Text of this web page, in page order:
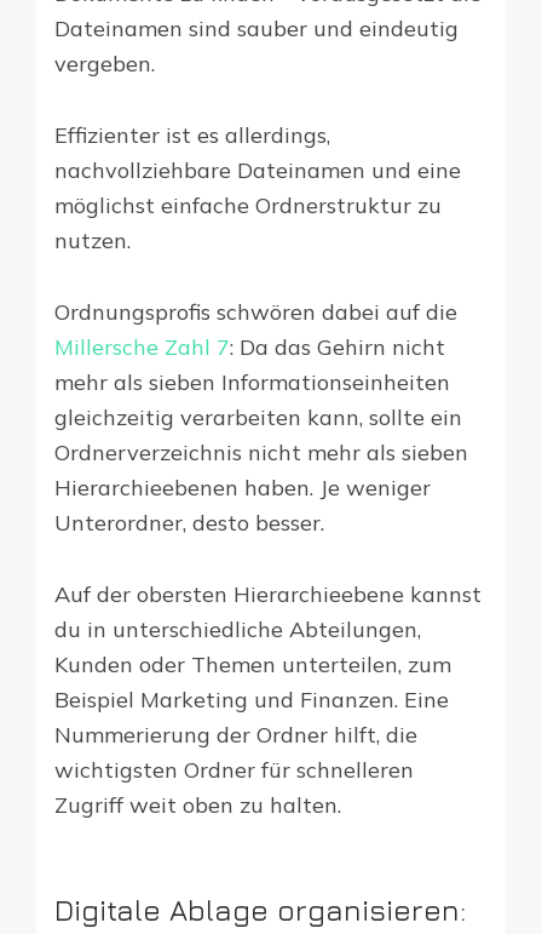
Dateinamen sind sauber und eindeutig
vergeben.
Effizienter ist es allerdings,
nachvollziehbare Dateinamen und eine
möglichst einfache Ordnerstruktur zu
nutzen.
Ordnungsprofis schwören dabei auf die
Millersche Zahl 7: Da das Gehirn nicht
mehr als sieben Informationseinheiten
gleichzeitig verarbeiten kann, sollte ein
Ordnerverzeichnis nicht mehr als sieben
Hierarchieebenen haben. Je weniger
Unterordner, desto besser.
Auf der obersten Hierarchieebene kannst
du in unterschiedliche Abteilungen,
Kunden oder Themen unterteilen, zum
Beispiel Marketing und Finanzen. Eine
Nummerierung der Ordner hilft, die
wichtigsten Ordner für schnelleren
Zugriff weit oben zu halten.
Digitale Ablage organisieren: